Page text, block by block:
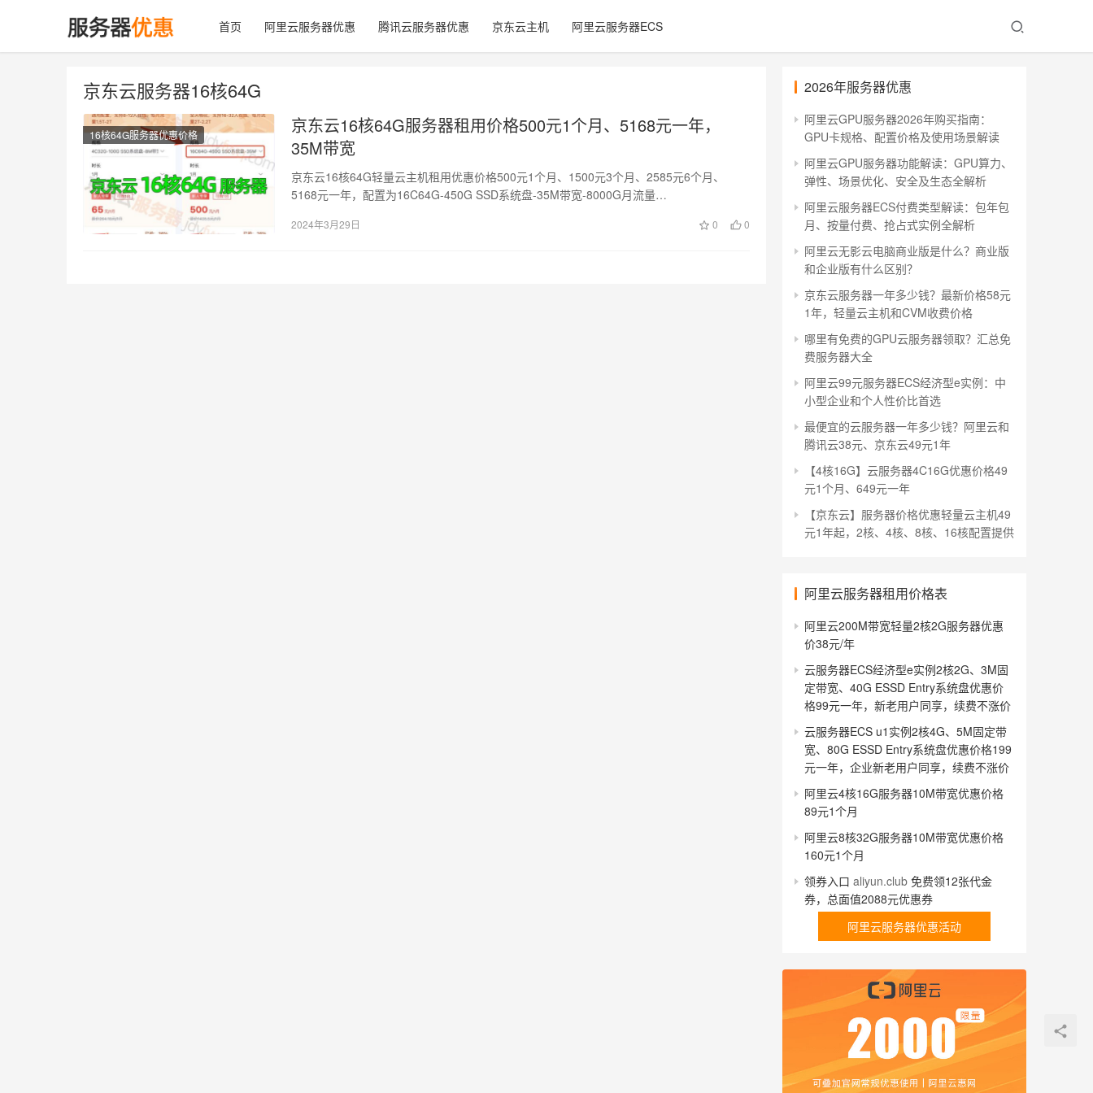
首页 阿里云服务器优惠 腾讯云服务器优惠 京东云主机 阿里云服务器ECS
京东云服务器16核64G
16核64G服务器优惠价格
京东云16核64G服务器租用价格500元1个月、5168元一年，
35M带宽
京东云16核64G轻量云主机租用优惠价格500元1个月、1500元3个月、2585元6个月、
5168元一年，配置为16C64G-450G SSD系统盘-35M带宽-8000G月流量…
2024年3月29日 0 0
2026年服务器优惠
阿里云GPU服务器2026年购买指南：
GPU卡规格、配置价格及使用场景解读
阿里云GPU服务器功能解读：GPU算力、
弹性、场景优化、安全及生态全解析
阿里云服务器ECS付费类型解读：包年包
月、按量付费、抢占式实例全解析
阿里云无影云电脑商业版是什么？商业版
和企业版有什么区别？
京东云服务器一年多少钱？最新价格58元
1年，轻量云主机和CVM收费价格
哪里有免费的GPU云服务器领取？汇总免
费服务器大全
阿里云99元服务器ECS经济型e实例：中
小型企业和个人性价比首选
最便宜的云服务器一年多少钱？阿里云和
腾讯云38元、京东云49元1年
【4核16G】云服务器4C16G优惠价格49
元1个月、649元一年
【京东云】服务器价格优惠轻量云主机49
元1年起，2核、4核、8核、16核配置提供
阿里云服务器租用价格表
阿里云200M带宽轻量2核2G服务器优惠
价38元/年
云服务器ECS经济型e实例2核2G、3M固
定带宽、40G ESSD Entry系统盘优惠价
格99元一年，新老用户同享，续费不涨价
云服务器ECS u1实例2核4G、5M固定带
宽、80G ESSD Entry系统盘优惠价格199
元一年，企业新老用户同享，续费不涨价
阿里云4核16G服务器10M带宽优惠价格
89元1个月
阿里云8核32G服务器10M带宽优惠价格
160元1个月
领券入口 aliyun.club 免费领12张代金
券，总面值2088元优惠券
阿里云服务器优惠活动